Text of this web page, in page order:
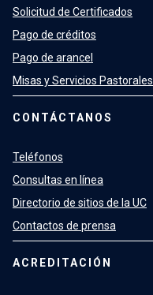
Solicitud de Certificados
Pago de créditos
Pago de arancel
Misas y Servicios Pastorales
CONTÁCTANOS
Teléfonos
Consultas en línea
Directorio de sitios de la UC
Contactos de prensa
ACREDITACIÓN